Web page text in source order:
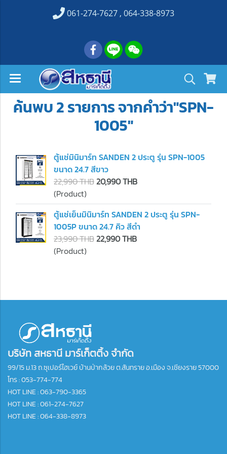
061-274-7627 , 064-338-8973
ค้นพบ 2 รายการ จากคำว่า"SPN-
1005"
ตู้แช่มินิมาร์ท SANDEN 2 ประตู รุ่น SPN-1005
ขนาด 24.7 สีขาว
22,990 THB20,990 THB
(Product)
ตู้แช่เย็นมินิมาร์ท SANDEN 2 ประตู รุ่น SPN-
1005P ขนาด 24.7 คิว สีดำ
23,990 THB22,990 THB
(Product)
บริษัท สหธานี มาร์เก็ตติ้ง จำกัด
99/15 ม.13 ถ.ซุเปอร์ไฮเวย์ บ้านป่ากล้วย ต.สันทราย อ.เมือง จ.เชียงราย 57000
โทร :053-774-774
HOT LINE : 063-790-3365
HOT LINE : 061-274-7627
HOT LINE : 064-338-8973